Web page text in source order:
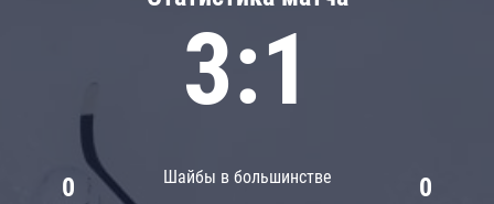
3:1
Шайбы в большинстве
0 0